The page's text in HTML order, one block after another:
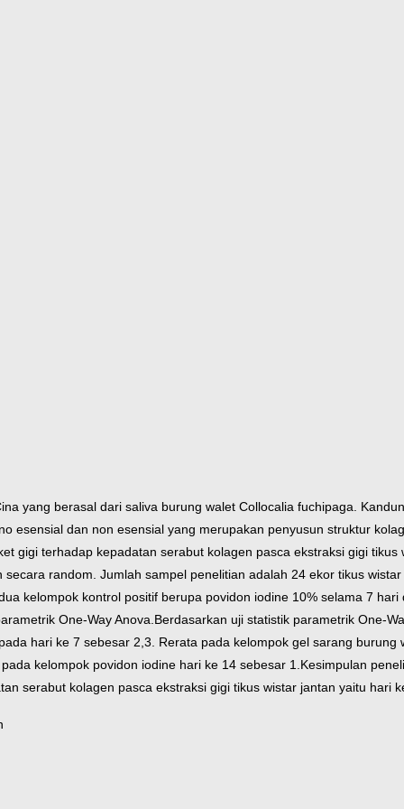
yang berasal dari saliva burung walet Collocalia fuchipaga.
esensial dan non esensial yang merupakan penyusun struktur
gigi terhadap kepadatan serabut kolagen pasca ekstraksi gigi tikus
random. Jumlah sampel penelitian adalah 24 ekor tikus
kelompok kontrol positif berupa povidon iodine 10% selama 7
One-Way Anova. Berdasarkan uji statistik parametrik One-
hari ke 7 sebesar 2,3. Rerata pada kelompok gel sarang
kelompok povidon iodine hari ke 14 sebesar 1. Kesimpulan
serabut kolagen pasca ekstraksi gigi tikus wistar jantan yaitu hari